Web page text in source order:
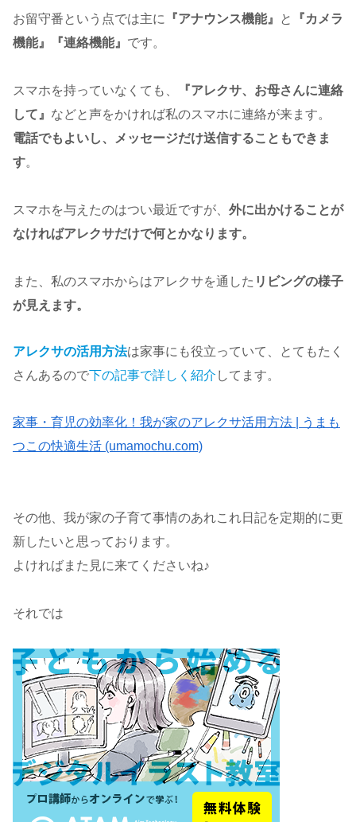
お留守番という点では主に 『アナウンス機能』 と
『カメラ
機能』『連絡機能』 です。
スマホを持っていなくても、
『アレクサ、お母さんに連絡
して』 などと声をかければ私のスマホに連絡が来ます。
電話でもよいし、メッセージだけ送信することもできま
す。
スマホを与えたのはつい最近ですが、 外に出かけることが
なければアレクサだけで何とかなります。
また、私のスマホからはアレクサを通した リビングの様子
が見えます。
アレクサの活用方法は家事にも役立っていて、とてもたく
さんあるので下の記事で詳しく紹介 してます。
家事・育児の効率化！我が家のアレクサ活用方法 | うまも
つこの快適生活 (umamochu.com)
その他、我が家の子育て事情のあれこれ日記を定期的に更
新したいと思っております。
よければまた見に来てくださいね♪
それでは